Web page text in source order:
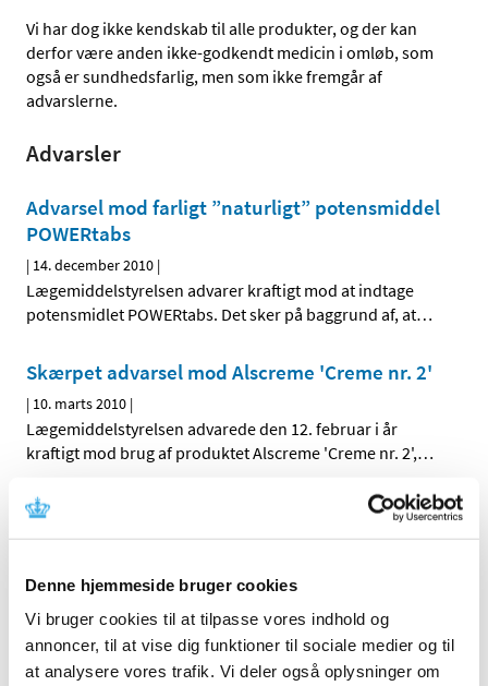
Denne hjemmeside bruger cookies
Vi bruger cookies til at tilpasse vores indhold og
annoncer, til at vise dig funktioner til sociale medier og til
at analysere vores trafik. Vi deler også oplysninger om
Vi har dog ikke kendskab til alle produkter, og der kan
derfor være anden ikke-godkendt medicin i omløb, som
også er sundhedsfarlig, men som ikke fremgår af
advarslerne.
Advarsler
Advarsel mod farligt ”naturligt” potensmiddel
POWERtabs
| 14. december 2010 |
Lægemiddelstyrelsen advarer kraftigt mod at indtage
potensmidlet POWERtabs. Det sker på baggrund af, at…
Skærpet advarsel mod Alscreme 'Creme nr. 2'
| 10. marts 2010 |
Lægemiddelstyrelsen advarede den 12. februar i år
kraftigt mod brug af produktet Alscreme 'Creme nr. 2',…
Advarsel mod Alscreme Creme nr. 2
|12. februar 2010|
produktet Alscreme Creme nr. 2, da der er tale om et
Alle (19)